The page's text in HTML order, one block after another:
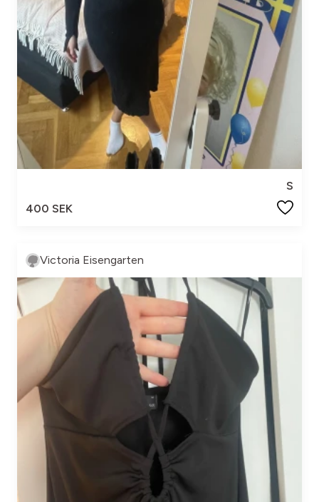
S
400 SEK
Victoria Eisengarten